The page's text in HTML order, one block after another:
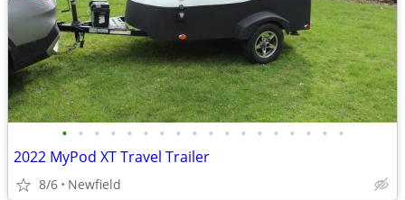
• • • • • • • • • • • • • • • • • •
2022 MyPod XT Travel Trailer
8/6 Newfield